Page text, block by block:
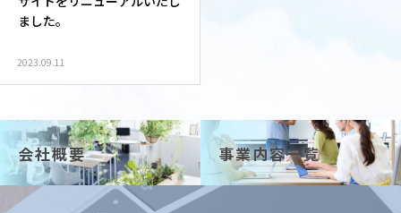
ました。
2023.09.11
会社概要 事業内容一覧